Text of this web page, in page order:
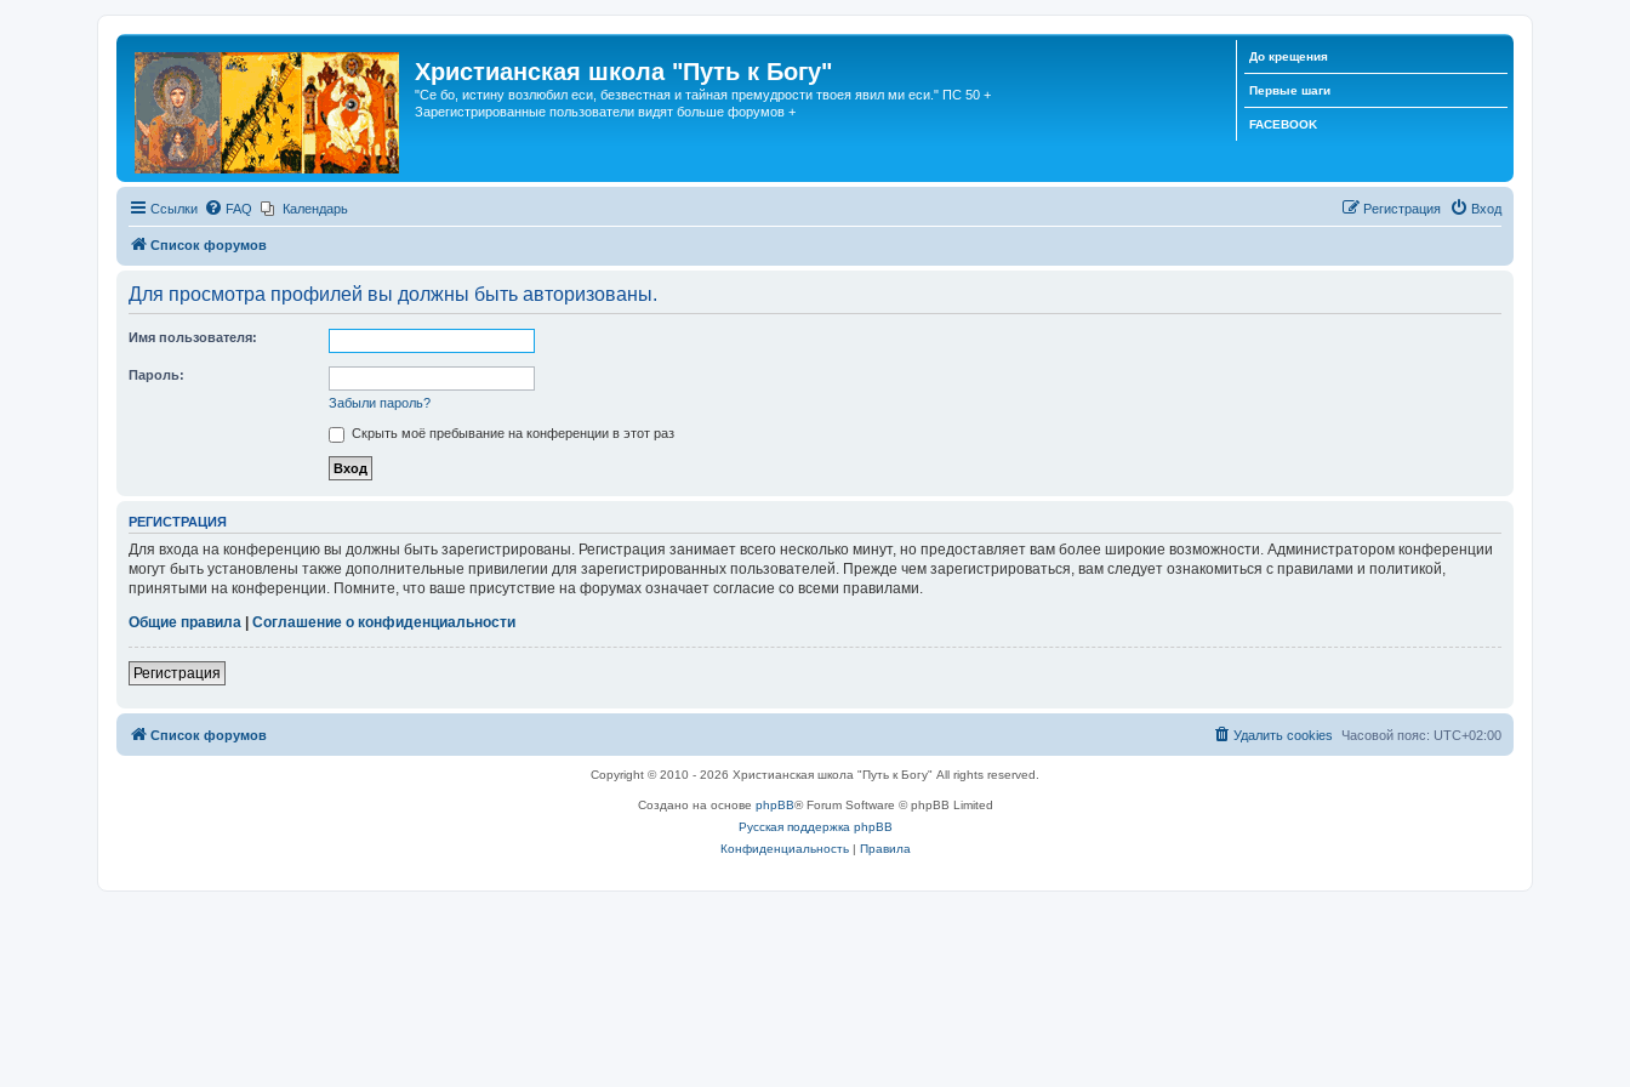
Христианская школа "Путь к Богу"
"Се бо, истину возлюбил еси, безвестная и тайная премудрости твоея явил ми еси." ПС 50 +
Зарегистрированные пользователи видят больше форумов +
До крещения
Первые шаги
FACEBOOK
Ссылки FAQ Календарь Вход
Регистрация
Список форумов
Для просмотра профилей вы должны быть авторизованы.
Имя пользователя:
Пароль:
Забыли пароль?
Скрыть моё пребывание на конференции в этот раз
РЕГИСТРАЦИЯ
Для входа на конференцию вы должны быть зарегистрированы. Регистрация занимает всего несколько минут, но предоставляет вам более широкие возможности. Администратором конференции
могут быть установлены также дополнительные привилегии для зарегистрированных пользователей. Прежде чем зарегистрироваться, вам следует ознакомиться с правилами и политикой,
принятыми на конференции. Помните, что ваше присутствие на форумах означает согласие со всеми правилами.
Общие правила
Соглашение о конфиденциальности
Регистрация
Список форумов Часовой пояс: UTC+02:00
Удалить cookies
Copyright © 2010 - 2026 Христианская школа "Путь к Богу" All rights reserved.
Создано на основе phpBB® Forum Software © phpBB Limited
Русская поддержка phpBB
Конфиденциальность| Правила